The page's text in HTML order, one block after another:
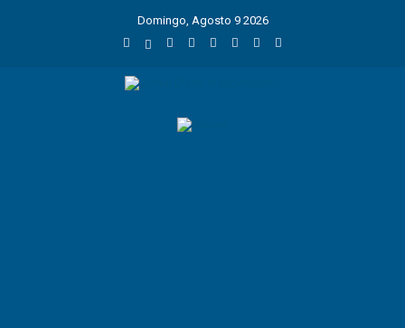
Domingo, Agosto 9 2026